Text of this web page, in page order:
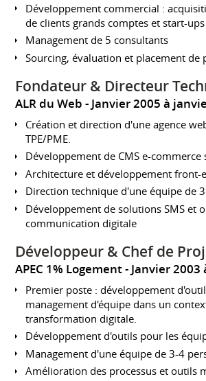
Développement commercial :
de clients grands comptes et start-ups
Management de 5 consultants
Sourcing, évaluation et placement de
Fondateur & Directeur
ALR du Web Janvier 2005 à
Création et direction d'une agence
TPE/PME.
Développement de CMS e-commerce
Architecture et développement front-
Direction technique d'une équipe de
Développement de solutions SMS et
communication digitale
Développeur & Chef de
APEC 1% Logement Janvier 2003
Premier poste : développement
management d'équipe dans un
transformation digitale.
Développement d'outils pour les
Management d'une équipe de 3-4
Amélioration des processus et outils